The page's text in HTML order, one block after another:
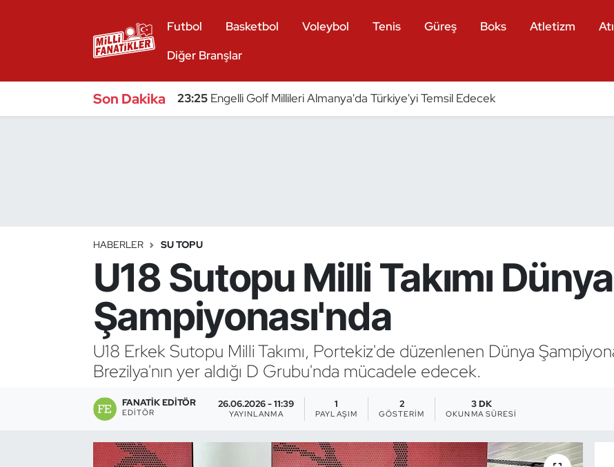
Futbol Basketbol Voleybol Tenis Güreş Boks Atletizm
Diğer Branşlar
Son Dakika 23:25 Engelli Golf Millileri Almanya'da Türkiye'yi Temsil Edecek
HABERLER SU TOPU
U18 Sutopu Milli Takımı Dünya
Şampiyonası'nda
U18 Erkek Sutopu Milli Takımı, Portekiz'de düzenlenen Dünya
Brezilya'nın yer aldığı D Grubu'nda mücadele edecek.
FANATIK EDITÖR
EDITÖR
26.06.2026 - 11:39
YAYINLANMA
1
PAYLAŞIM
2
GÖSTERIM
3 DK
OKUNMA SÜRESI
Bocce Bowling Dart
Buz Hokeyi